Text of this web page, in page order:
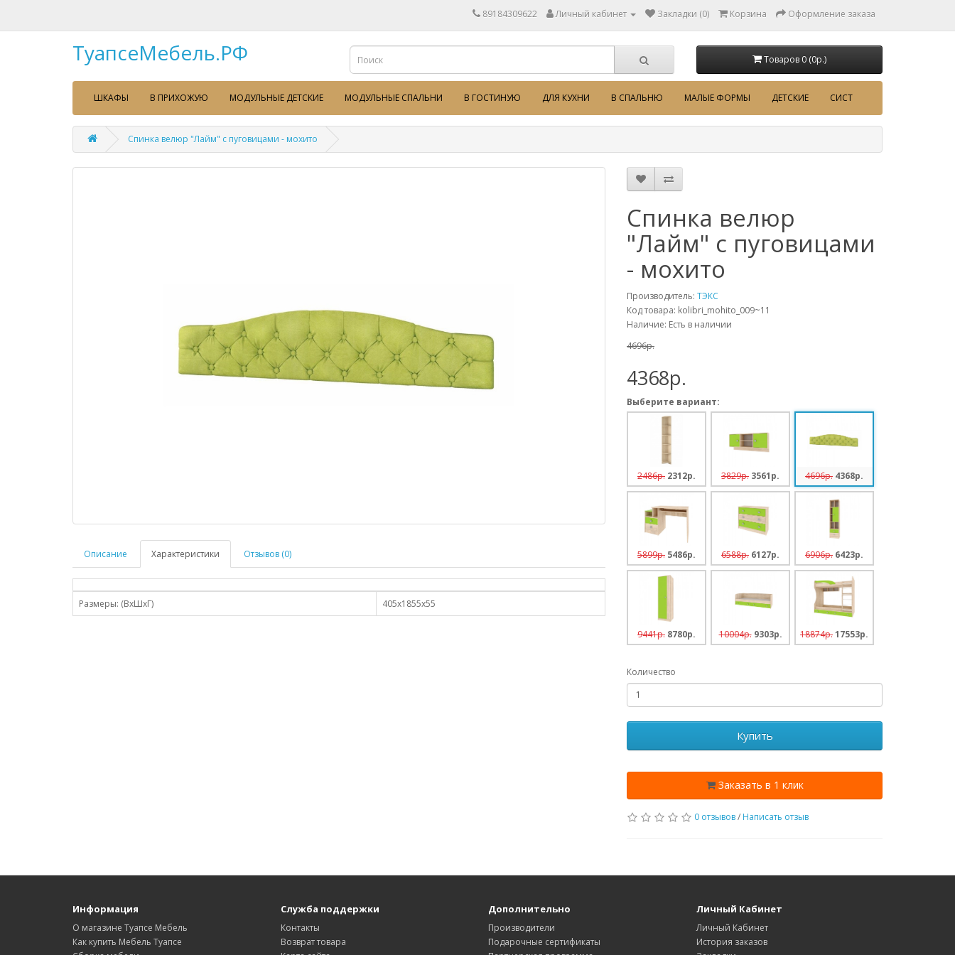
89184309622 Личный кабинет Закладки (0) Корзина Оформление заказа
ТуапсеМебель.РФ Товаров 0 (0p.)
ШКАФЫ В ПРИХОЖУЮ МОДУЛЬНЫЕ ДЕТСКИЕ МОДУЛЬНЫЕ СПАЛЬНИ В ГОСТИНУЮ ДЛЯ КУХНИ В СПАЛЬНЮ МАЛЫЕ ФОРМЫ ДЕТСКИЕ СИСТ
Спинка велюр "Лайм" с пуговицами - мохито
Описание Характеристики Отзывов (0)
Размеры: (ВхШхГ) 405х1855х55
Спинка велюр
"Лайм" с пуговицами
- мохито
Производитель: ТЭКС
Код товара: kolibri_mohito_009~11
Наличие: Есть в наличии
4696p.
4368p.
Выберите вариант:
2486p. 2312p. 3829p. 3561p. 4696p. 4368p.
5899p. 5486p. 6588p. 6127p. 6906p. 6423p.
9441p. 8780p. 10004p. 9303p. 18874p.17553p.
Количество
Купить
Заказать в 1 клик
0 отзывов/ Написать отзыв
Информация
О магазине Туапсе Мебель
Как купить Мебель Туапсе
Служба поддержки
Контакты
Возврат товара
Дополнительно
Производители
Подарочные сертификаты
Личный Кабинет
Личный Кабинет
История заказов